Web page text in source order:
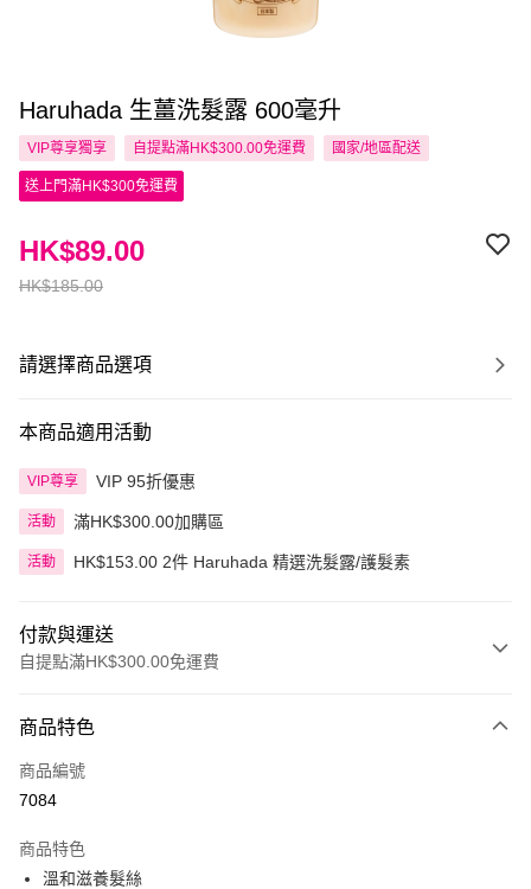
Haruhada 生薑洗髮露 600毫升
VIP尊享獨享 自提點滿HK$300.00免運費 國家/地區配送
送上門滿HK$300免運費
HK$185.00
HK$89.00
請選擇商品選項
本商品適用活動
VIP尊享 VIP 95折優惠
活動 滿HK$300.00加購區
活動 HK$153.00 2件 Haruhada 精選洗髮露/護髮素
付款與運送
自提點滿HK$300.00免運費
信用卡
Apple Pay
PayMe
商品特色
商品編號
7084
商品特色
溫和滋養髮絲